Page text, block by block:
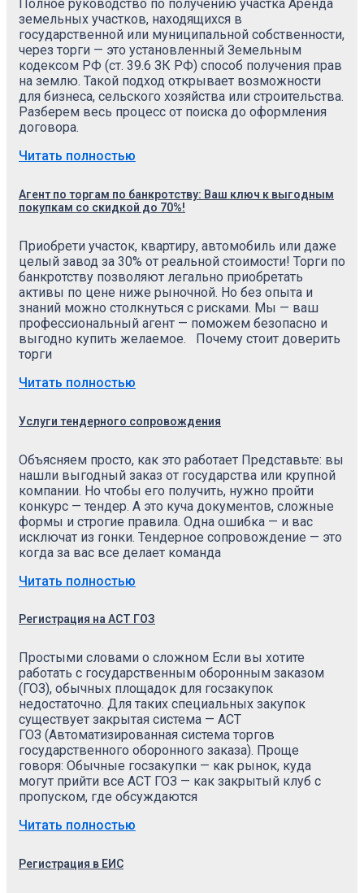
Полное руководство по получению участка Аренда
земельных участков, находящихся в
государственной или муниципальной собственности,
через торги — это установленный Земельным
кодексом РФ (ст. 39.6 ЗК РФ) способ получения прав
на землю. Такой подход открывает возможности
для бизнеса, сельского хозяйства или строительства.
Разберем весь процесс от поиска до оформления
договора.
Читать полностью
Агент по торгам по банкротству: Ваш ключ к выгодным
покупкам со скидкой до 70%!
Приобрети участок, квартиру, автомобиль или даже
целый завод за 30% от реальной стоимости! Торги по
банкротству позволяют легально приобретать
активы по цене ниже рыночной. Но без опыта и
знаний можно столкнуться с рисками. Мы — ваш
профессиональный агент — поможем безопасно и
выгодно купить желаемое. Почему стоит доверить
торги
Читать полностью
Услуги тендерного сопровождения
Объясняем просто, как это работает Представьте: вы
нашли выгодный заказ от государства или крупной
компании. Но чтобы его получить, нужно пройти
конкурс — тендер. А это куча документов, сложные
формы и строгие правила. Одна ошибка — и вас
исключат из гонки. Тендерное сопровождение — это
когда за вас все делает команда
Читать полностью
Регистрация на АСТ ГОЗ
Простыми словами о сложном Если вы хотите
работать с государственным оборонным заказом
(ГОЗ), обычных площадок для госзакупок
недостаточно. Для таких специальных закупок
существует закрытая система — АСТ
ГОЗ (Автоматизированная система торгов
государственного оборонного заказа). Проще
говоря: Обычные госзакупки — как рынок, куда
могут прийти все АСТ ГОЗ — как закрытый клуб с
пропуском, где обсуждаются
Читать полностью
Регистрация в ЕИС